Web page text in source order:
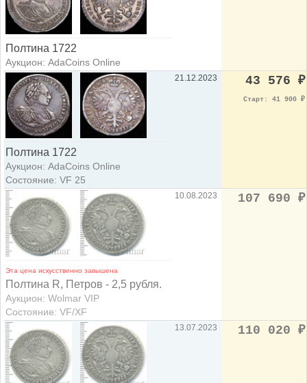
Полтина 1722
Аукцион: AdaCoins Online
Полтина 1722
Аукцион: AdaCoins Online
Состояние: VF 25
21.12.2023 43 576 ₽
Старт: 41 900 ₽
Эта цена искусственно завышена
Полтина R, Петров - 2,5 рубля.
Аукцион: Wolmar VIP
Состояние: VF/XF
10.08.2023 107 690 ₽
13.07.2023 110 020 ₽